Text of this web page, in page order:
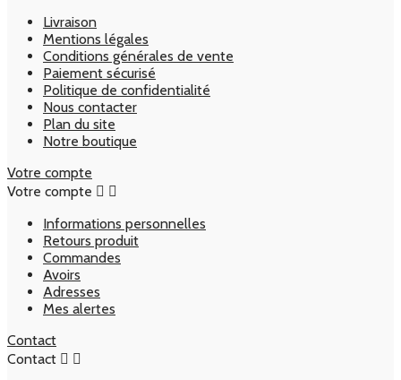
Livraison
Mentions légales
Conditions générales de vente
Paiement sécurisé
Politique de confidentialité
Nous contacter
Plan du site
Notre boutique
Votre compte
Votre compte  
Informations personnelles
Retours produit
Commandes
Avoirs
Adresses
Mes alertes
Contact
Contact  